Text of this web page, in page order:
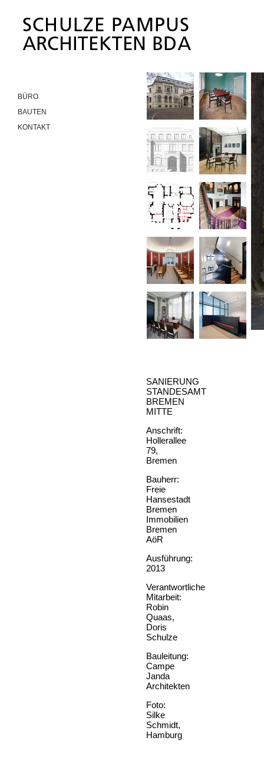
BÜRO
BAUTEN
KONTAKT
SANIERUNG
STANDESAMT
BREMEN
MITTE
Anschrift:
Hollerallee
79,
Bremen
Bauherr:
Freie
Hansestadt
Bremen
Immobilien
Bremen
AöR
Ausführung:
2013
Verantwortliche
Mitarbeit:
Robin
Quaas,
Doris
Schulze
Bauleitung:
Campe
Janda
Architekten
Foto:
Silke
Schmidt,
Hamburg